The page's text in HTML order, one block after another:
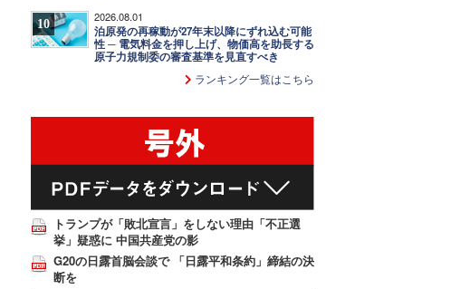
10 2026.08.01
泊原発の再稼動が27年末以降にずれ込む可能
性 ─ 電気料金を押し上げ、物価高を助長する
原子力規制委の審査基準を見直すべき
ランキング一覧はこちら
トランプが「敗北宣言」をしない理由「不正選
挙」疑惑に 中国共産党の影
G20の日露首脳会談で 「日露平和条約」締結の決
断を